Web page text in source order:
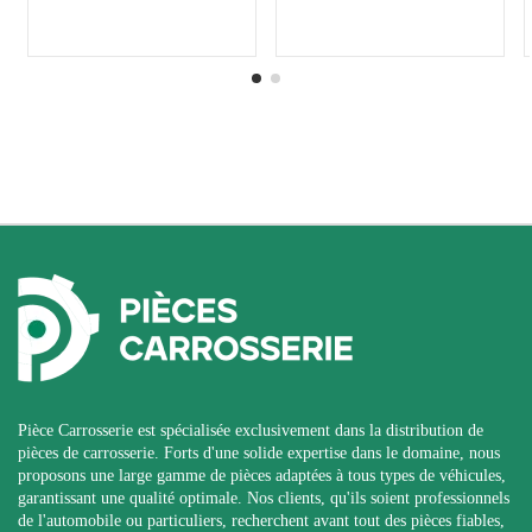
Pièce Carrosserie est spécialisée exclusivement dans la distribution de
pièces de carrosserie. Forts d'une solide expertise dans le domaine, nous
proposons une large gamme de pièces adaptées à tous types de véhicules,
garantissant une qualité optimale. Nos clients, qu'ils soient professionnels
de l'automobile ou particuliers, recherchent avant tout des pièces fiables,